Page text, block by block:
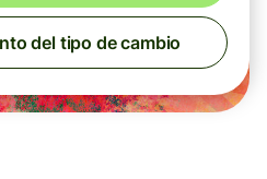
del tipo de cambio